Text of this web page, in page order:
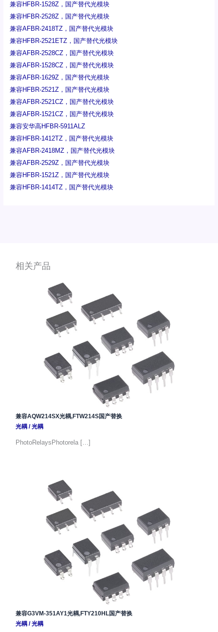
兼容HFBR-1528Z，国产替代光模块
兼容HFBR-2528Z，国产替代光模块
兼容AFBR-2418TZ，国产替代光模块
兼容HFBR-2521ETZ，国产替代光模块
兼容AFBR-2528CZ，国产替代光模块
兼容AFBR-1528CZ，国产替代光模块
兼容AFBR-1629Z，国产替代光模块
兼容HFBR-2521Z，国产替代光模块
兼容AFBR-2521CZ，国产替代光模块
兼容AFBR-1521CZ，国产替代光模块
兼容安华高HFBR-5911ALZ
兼容HFBR-1412TZ，国产替代光模块
兼容AFBR-2418MZ，国产替代光模块
兼容AFBR-2529Z，国产替代光模块
兼容HFBR-1521Z，国产替代光模块
兼容HFBR-1414TZ，国产替代光模块
相关产品
兼容AQW214SX光耦,FTW214S国产替换
光耦/光耦
PhotoRelaysPhotorela […]
兼容G3VM-351AY1光耦,FTY210HL国产替换
光耦/光耦